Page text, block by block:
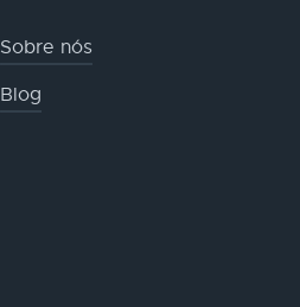
Sobre nós
Blog